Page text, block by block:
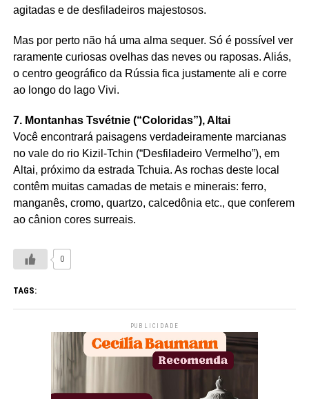
agitadas e de desfiladeiros majestosos.
Mas por perto não há uma alma sequer. Só é possível ver
raramente curiosas ovelhas das neves ou raposas. Aliás,
o centro geográfico da Rússia fica justamente ali e corre
ao longo do lago Vivi.
7. Montanhas Tsvétnie (“Coloridas”), Altai
Você encontrará paisagens verdadeiramente marcianas
no vale do rio Kizil-Tchin (“Desfiladeiro Vermelho”), em
Altai, próximo da estrada Tchuia. As rochas deste local
contêm muitas camadas de metais e minerais: ferro,
manganês, cromo, quartzo, calcedônia etc., que conferem
ao cânion cores surreais.
0
TAGS:
PUBLICIDADE